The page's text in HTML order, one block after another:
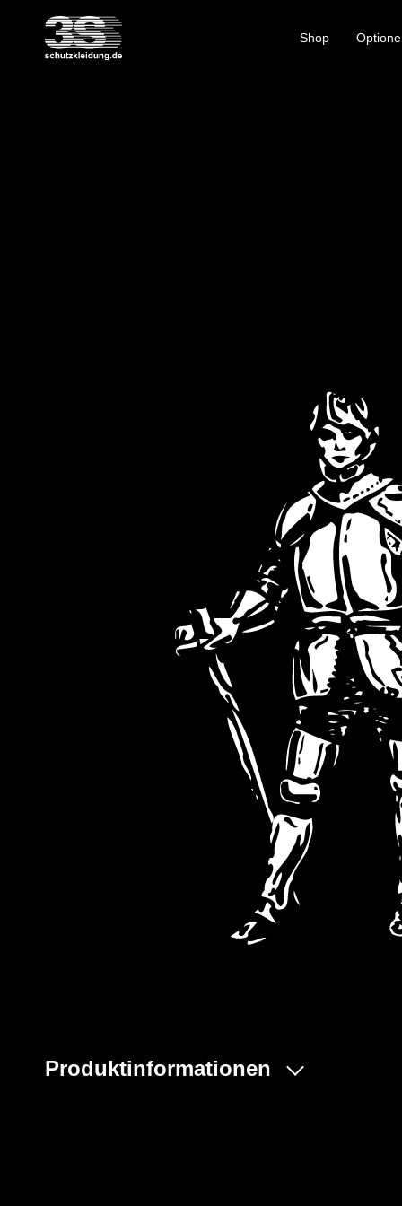
Shop
Produktinformationen